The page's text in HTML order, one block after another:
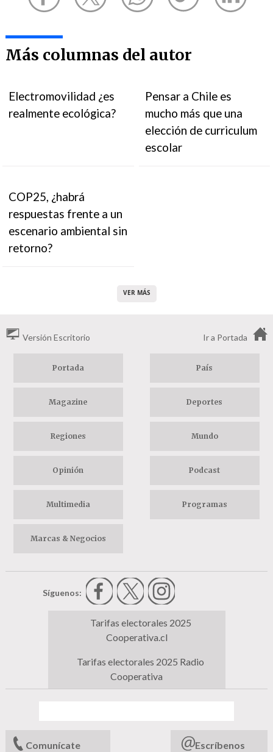
Más columnas del autor
Electromovilidad ¿es
realmente ecológica?
Pensar a Chile es
mucho más que una
elección de curriculum
escolar
COP25, ¿habrá
respuestas frente a un
escenario ambiental sin
retorno?
VER MÁS
Versión Escritorio Ir a Portada
Portada País
Magazine Deportes
Regiones Mundo
Opinión Podcast
Multimedia Programas
Marcas & Negocios
Síguenos:
Tarifas electorales 2025
Cooperativa.cl
Tarifas electorales 2025 Radio
Cooperativa
Comunícate Escríbenos